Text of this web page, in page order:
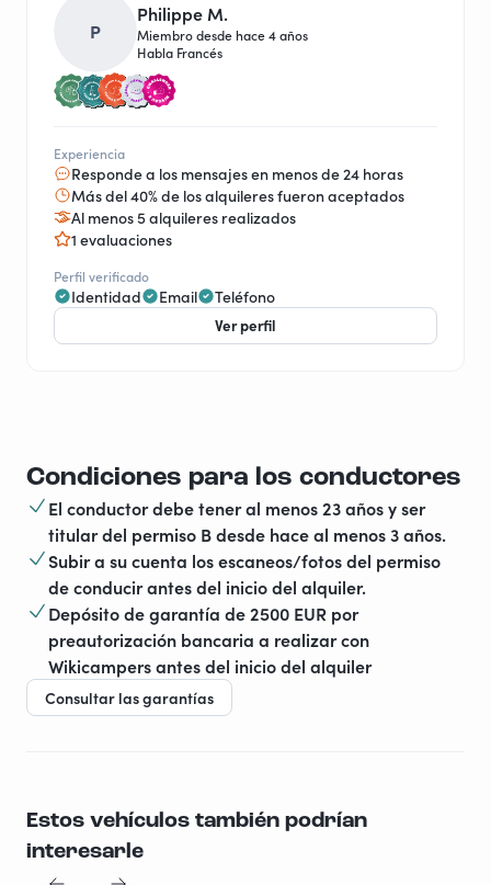
P
Philippe M.
Miembro desde hace 4 años
Habla Francés
Experiencia
Responde a los mensajes en menos de 24 horas
Más del 40% de los alquileres fueron aceptados
Al menos 5 alquileres realizados
1 evaluaciones
Perfil verificado
Identidad Email Teléfono
Ver perfil
Condiciones para los conductores
El conductor debe tener al menos 23 años y ser
titular del permiso B desde hace al menos 3 años.
Subir a su cuenta los escaneos/fotos del permiso
de conducir antes del inicio del alquiler.
Depósito de garantía de 2500 EUR por
preautorización bancaria a realizar con
Wikicampers antes del inicio del alquiler
Consultar las garantías
Estos vehículos también podrían
interesarle